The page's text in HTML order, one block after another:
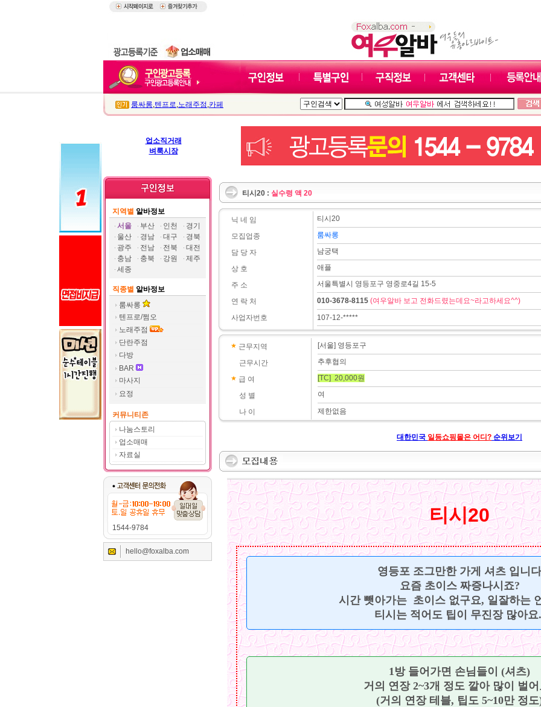
룸싸롱,텐프로,노래주점 ,카페
업소직거래
벼룩시장
지역별 알바정보
서울
부산 인천
경기
울산
경남 대구
경북
광주
전남 전북
대전
충남
충북 강원
제주
세종
직종별 알바정보
룸싸롱
텐프로/쩜오
노래주점
단란주점
다방
BAR
마사지
요정
커뮤니티존
나눔스토리
업소매매
자료실
1544-9784
hello@foxalba.com
티시20 : 실수령 액 20
닉 네 임
모집업종
담 당 자
상 호
주 소
연 락 처
사업자번호
티시20
룸싸롱
남궁택
애플
서울특별시 영등포구 영중로4길 15-5
010-3678-8115 (여우알바 보고 전화드렸는데요~라고하세요^^)
107-12-*****
근무지역
근무시간
급 여
성 별
나 이
[서울] 영등포구
추후협의
[TC] 20,000원
여
제한없음
대한민국 일등쇼핑몰은 어디? 순위보기
티시20
영등포 조그만한 가게 셔츠 입니다
요즘 초이스 짜증나시죠?
시간 뺏아가는 초이스 없구요, 일잘하는
티시는 적어도 팁이 무진장 많아요
1방 들어가면 손님들이 (셔츠)
거의 연장 2~3개 정도 깔아 많이 벌
(거의 연장 테블, 팁도 5~10만 정